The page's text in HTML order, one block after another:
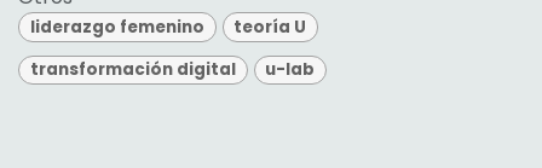
liderazgo femenino
teoría U
transformación digital
u-lab